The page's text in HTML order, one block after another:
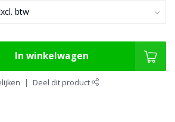
In winkelwagen
Deel dit product